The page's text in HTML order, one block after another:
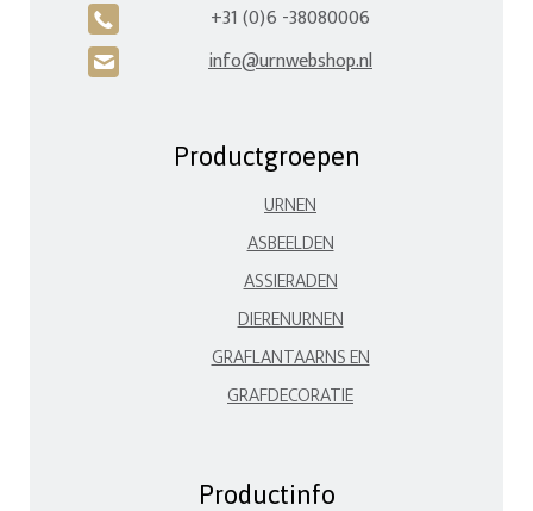
A +31 (0)6 -38080006
H info@urnwebshop.nl
Productgroepen
URNEN
ASBEELDEN
ASSIERADEN
DIERENURNEN
GRAFLANTAARNS EN
GRAFDECORATIE
Productinfo